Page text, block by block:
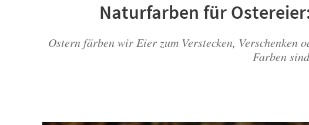
Naturfarben für
Ostern färben wir Eier zum Verstecken, Verschenken
Farben